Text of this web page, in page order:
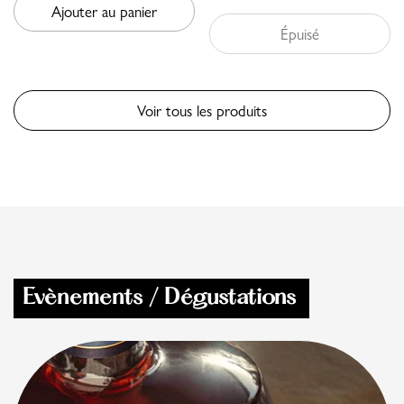
Ajouter au panier
Épuisé
Voir tous les produits
Evènements / Dégustations